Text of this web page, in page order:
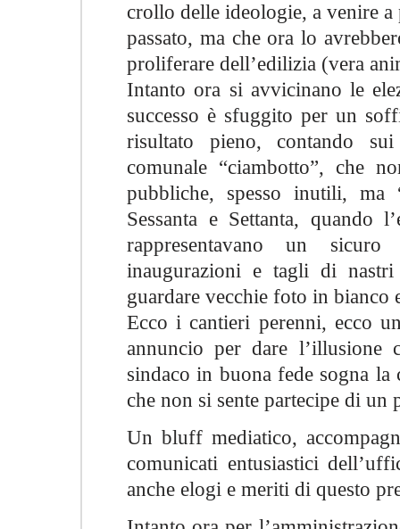
crollo delle ideologie, a venire a
passato, ma che ora lo
proliferare dell’edilizia (vera
Intanto ora si avvicinano le
successo è sfuggito per un
risultato pieno, contando sui
comunale “ciambotto”, che
pubbliche, spesso inutili,
Sessanta e Settanta, quando
rappresentavano un
inaugurazioni e tagli di
guardare vecchie foto in bianco
Ecco i cantieri perenni, ecco
annuncio per dare
sindaco in buona fede sogna la
che non si sente partecipe di un
Un bluff mediatico,
comunicati entusiastici
anche elogi e meriti di questo